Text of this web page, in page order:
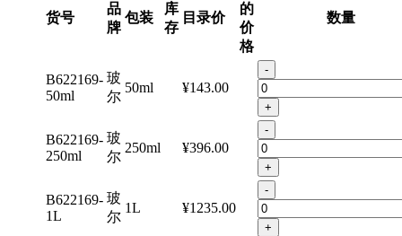
货号
品
牌
包装
库
存
目录价
的
价
格
数量
B622169-
50ml
玻
尔
50ml ¥143.00
-
+
B622169-
250ml
玻
尔
250ml ¥396.00
-
+
B622169-
1L
玻
尔
1L ¥1235.00
-
+